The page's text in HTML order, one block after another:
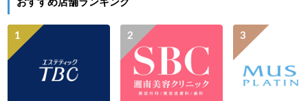
おすすめ店舗ランキング